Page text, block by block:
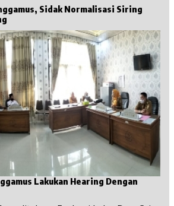
Sidak Normalisasi Siring
Lakukan Hearing Dengan